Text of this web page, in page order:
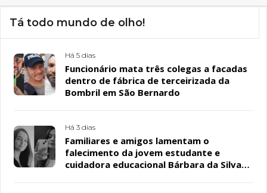
Tá todo mundo de olho!
Há 5 dias
Funcionário mata três colegas a facadas
dentro de fábrica de terceirizada da
Bombril em São Bernardo
Há 3 dias
Familiares e amigos lamentam o
falecimento da jovem estudante e
cuidadora educacional Bárbara da Silva